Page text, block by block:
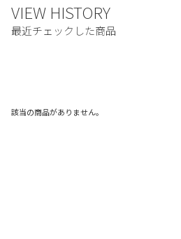
該当の商品がありません。